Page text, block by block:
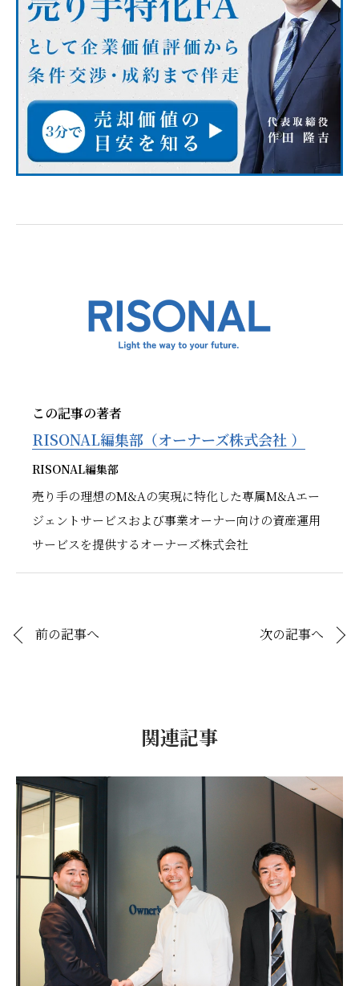
この記事の著者
RISONAL編集部（オーナーズ株式会社 ）
RISONAL編集部
売り手の理想のM&Aの実現に特化した専属M&Aエー
ジェントサービスおよび事業オーナー向けの資産運用
サービスを提供するオーナーズ株式会社
前の記事へ 次の記事へ
関連記事